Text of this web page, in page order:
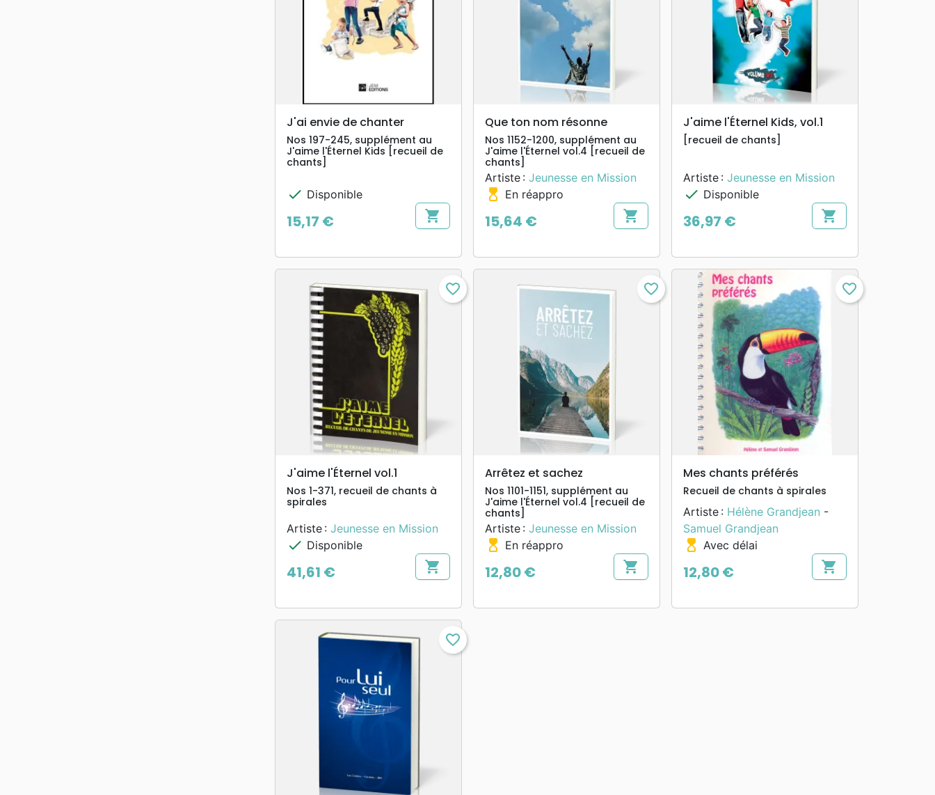
searchAPERÇU RAPIDE
J'ai envie de chanter
Nos 197-245, supplément au
J'aime l'Éternel Kids [recueil de
chants]
check Disponible
Prix
15,17 € shopping_cart
search APERÇU RAPIDE
Que ton nom résonne
Nos 1152-1200, supplément au
J'aime l'Éternel vol.4 [recueil de
chants]
Artiste : Jeunesse en Mission
hourglass_top En réappro
Prix
15,64 € shopping_cart
searchAPERÇU RAPIDE
J'aime l'Éternel Kids, vol.1
[recueil de chants]
Artiste : Jeunesse en Mission
check Disponible
Prix
36,97 € shopping_cart
searchAPERÇU RAPIDE
favorite_border
J'aime l'Éternel vol.1
Nos 1-371, recueil de chants à
spirales
Artiste : Jeunesse en Mission
check Disponible
Prix
41,61 € shopping_cart
search APERÇU RAPIDE
favorite_border
Arrêtez et sachez
Nos 1101-1151, supplément au
J'aime l'Éternel vol.4 [recueil de
chants]
Artiste : Jeunesse en Mission
hourglass_top En réappro
Prix
12,80 € shopping_cart
search APERÇU RAPIDE
favorite_border
Mes chants préférés
Recueil de chants à spirales
Artiste : Hélène Grandjean -
Samuel Grandjean
hourglass_top Avec délai
Prix
12,80 € shopping_cart
favorite_border